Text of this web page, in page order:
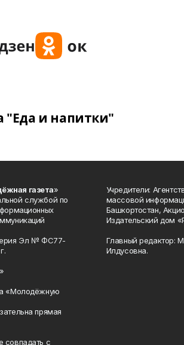
"Еда и напитки"
газета»
службой по
Эл № ФС77-
«Молодёжную
прямая
совпадать с
Учредители:
массовой
Башкортостан,
Издательский дом
Главный редактор:
Илдусовна.